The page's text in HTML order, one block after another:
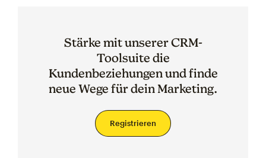
Stärke mit unserer CRM-
Toolsuite die
Kundenbeziehungen und finde
neue Wege für dein Marketing.
Registrieren